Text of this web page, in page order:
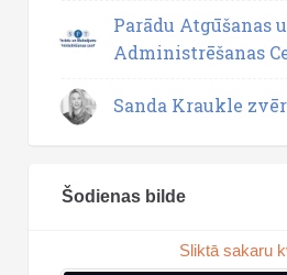
Parādu Atgūšanas
Administrēšanas
Sanda Kraukle
Šodienas bilde
Sliktā sakaru